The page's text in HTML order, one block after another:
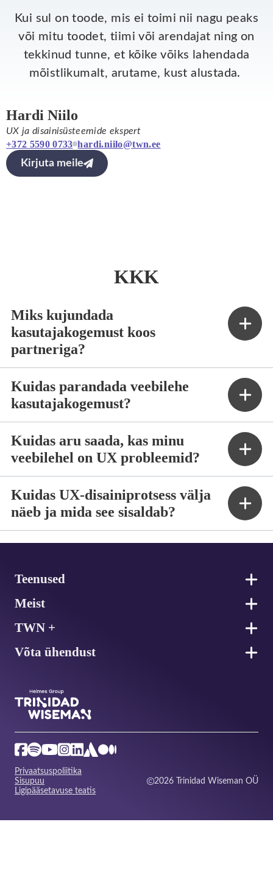
Kui sul on toode, mis ei toimi nii nagu peaks
või mitu toodet, tiimi või arendajat ning on
tekkinud tunne, et kõike võiks lahendada
mõistlikumalt, arutame, kust alustada.
Hardi Niilo
UX ja disainisüsteemide ekspert
+372 5590 0733 hardi.niilo@twn.ee
Kirjuta meile
KKK
Miks kujundada
kasutajakogemust koos
partneriga?
Kuidas parandada veebilehe
kasutajakogemust?
Kuidas aru saada, kas minu
veebilehel on UX probleemid?
Kuidas UX-disainiprotsess välja
näeb ja mida see sisaldab?
Teenused
Meist
TWN +
Võta ühendust
Privaatsuspoliitika
Sisupuu
Ligipääsetavuse teatis
2026 Trinidad Wiseman OÜ